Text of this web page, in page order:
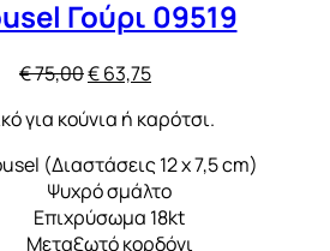
Γούρι 09519
€75,00Original
was:
€ 75,00.
€63,75Η
τιμή
είναι:
€ 63,75.
για κούνια ή καρότσι.
(Διαστάσεις 12 x 7,5 cm)
Ψυχρό σμάλτο
Επιχρύσωμα 18kt
Μεταξωτό κορδόνι